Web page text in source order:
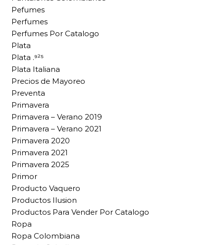
Pefumes
Perfumes
Perfumes Por Catalogo
Plata
Plata .⁹²⁵
Plata Italiana
Precios de Mayoreo
Preventa
Primavera
Primavera – Verano 2019
Primavera – Verano 2021
Primavera 2020
Primavera 2021
Primavera 2025
Primor
Producto Vaquero
Productos Ilusion
Productos Para Vender Por Catalogo
Ropa
Ropa Colombiana